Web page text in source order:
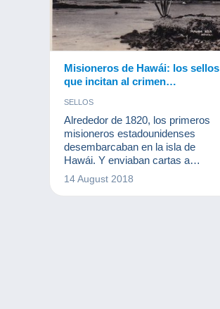
Misioneros de Hawái: los sellos
que incitan al crimen…
SELLOS
Alrededor de 1820, los primeros
misioneros estadounidenses
desembarcaban en la isla de
Hawái. Y enviaban cartas a
Estados Unidos. En 1849 el
gobierno hawaiano creo su
14 August 2018